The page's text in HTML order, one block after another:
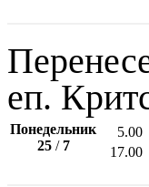
еп.
Понедельник
25/ 7
5.00
17.00